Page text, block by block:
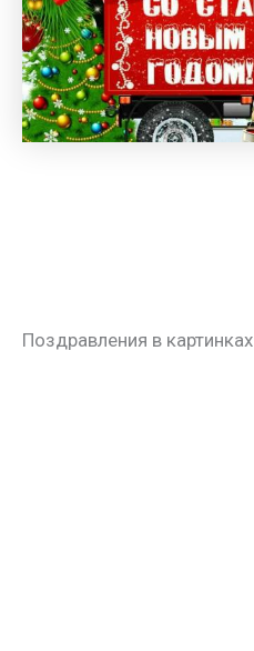
Поздравления в картинках